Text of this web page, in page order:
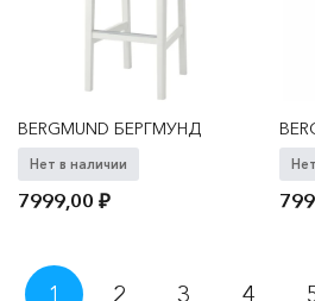
BERGMUND БЕРГМУНД
Нет в наличии
7999,00₽
Пагинация
1 2 3 4